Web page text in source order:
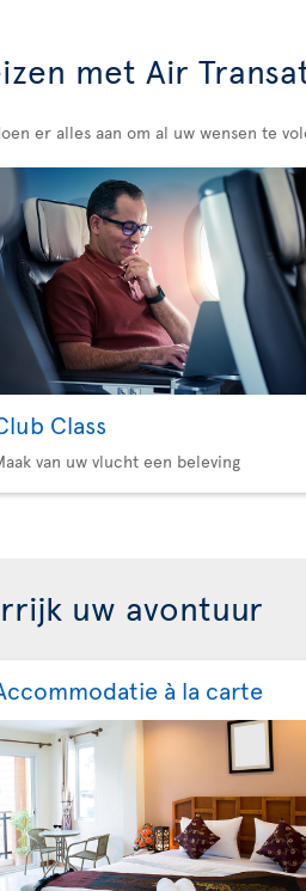
met Air
er alles aan om al uw wensen te
Class
van uw vlucht een beleving
uw avontuur
à la carte